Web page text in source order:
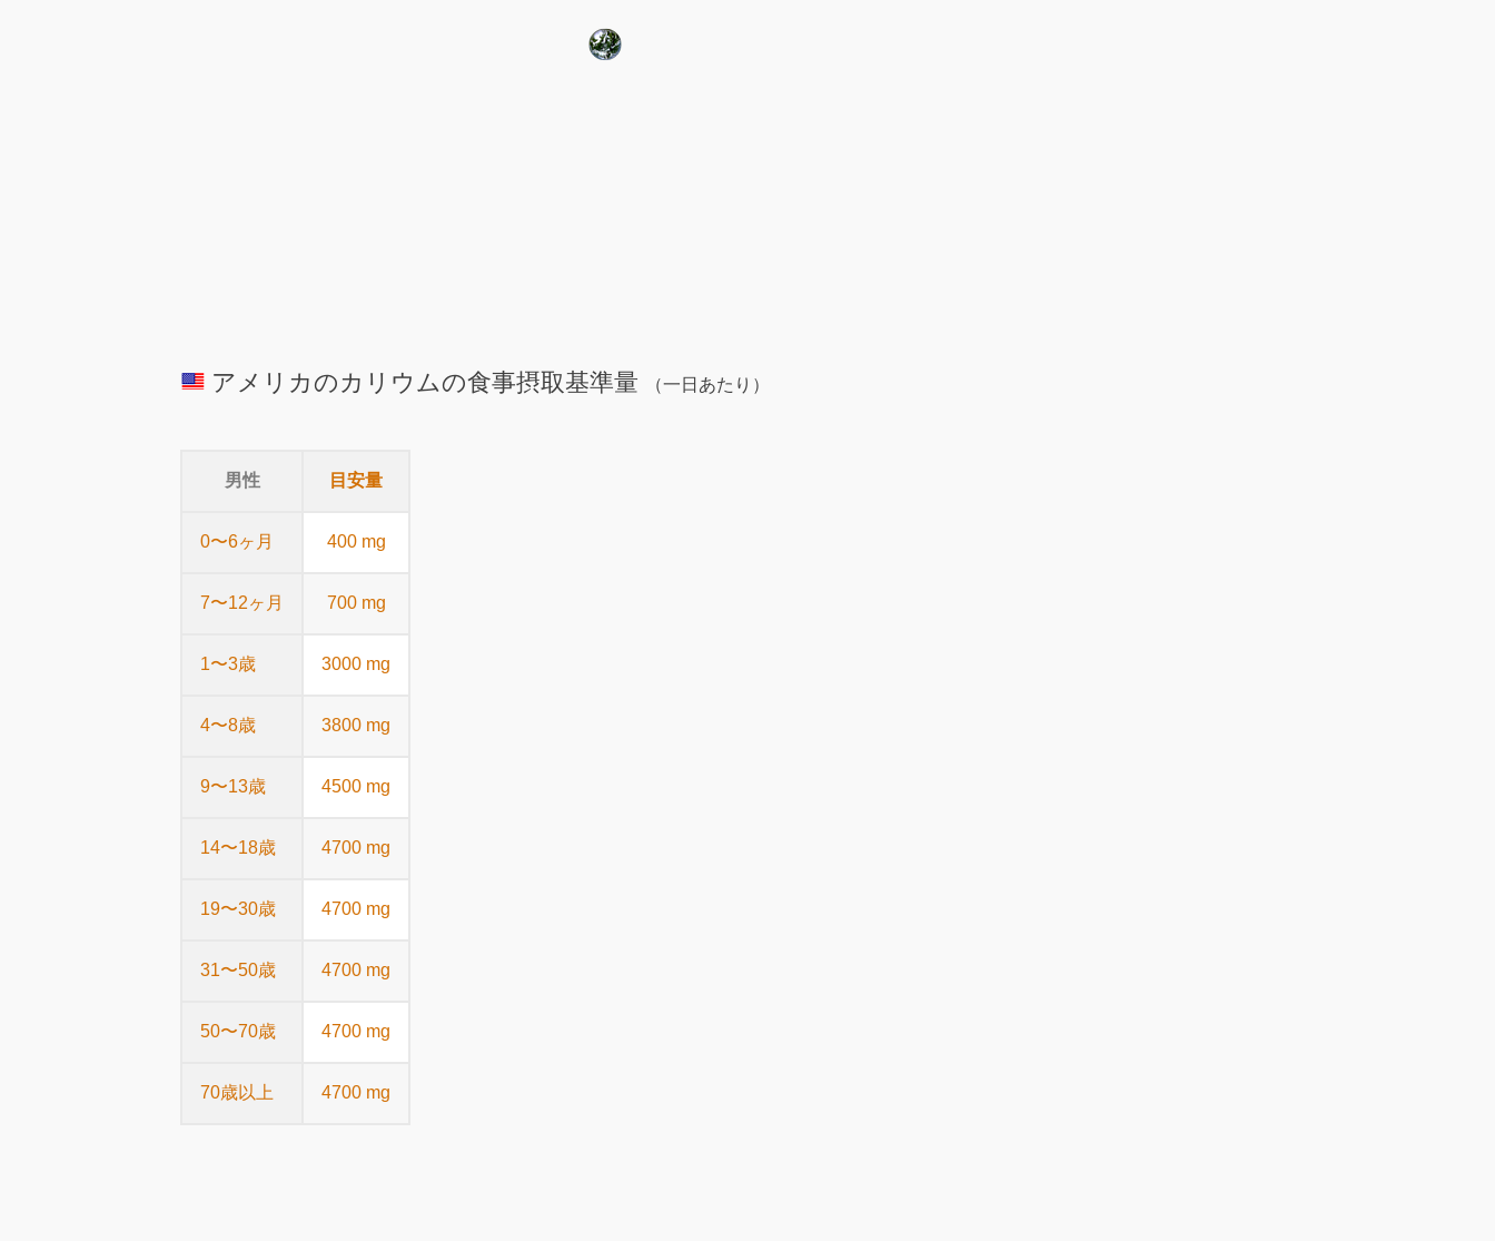
アメリカのカリウムの食事摂取基準量 （一日あたり）
男性 目安量
0〜6ヶ月 400 mg
7〜12ヶ月 700 mg
1〜3歳 3000 mg
4〜8歳 3800 mg
9〜13歳 4500 mg
14〜18歳 4700 mg
19〜30歳 4700 mg
31〜50歳 4700 mg
50〜70歳 4700 mg
70歳以上 4700 mg